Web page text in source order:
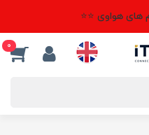
های هواوی ⭐⭐
0